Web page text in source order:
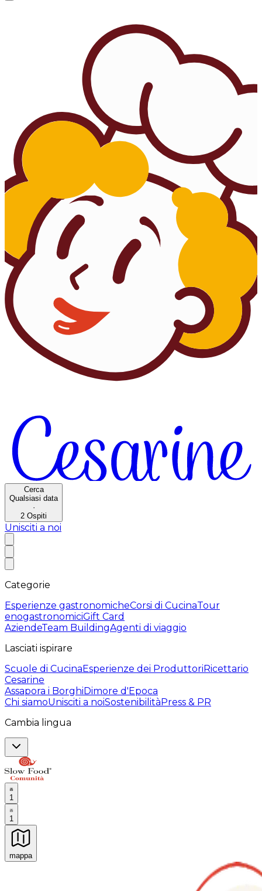
Cerca
Qualsiasi data
·
2 Ospiti
Unisciti a noi
Categorie
Esperienze gastronomicheCorsi di CucinaTour
enogastronomiciGift Card
AziendeTeam BuildingAgenti di viaggio
Lasciati ispirare
Scuole di CucinaEsperienze dei ProduttoriRicettario
Cesarine
Assapora i BorghiDimore d'Epoca
Chi siamoUnisciti a noiSostenibilitàPress & PR
Cambia lingua
1
1
mappa
Esperienze culinarie indimenticabili: Esperienze